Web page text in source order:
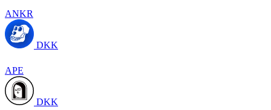
ANKR
DKK
APE
DKK